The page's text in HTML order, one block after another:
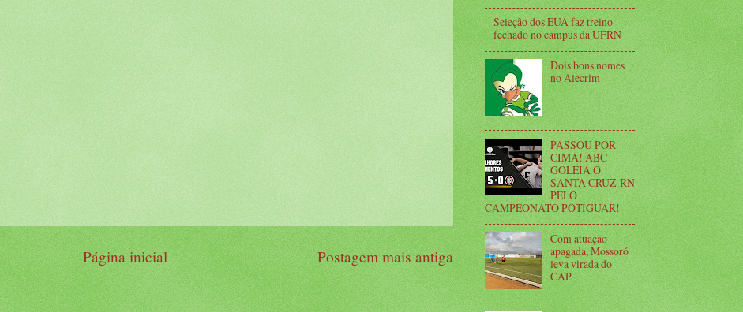
Postagem mais antiga
Página inicial
Seleção dos EUA faz treino
fechado no campus da UFRN
Dois bons nomes
no Alecrim
PASSOU POR
CIMA! ABC
GOLEIA O
SANTA CRUZ-RN
PELO
CAMPEONATO POTIGUAR!
Com atuação
apagada, Mossoró
leva virada do
CAP